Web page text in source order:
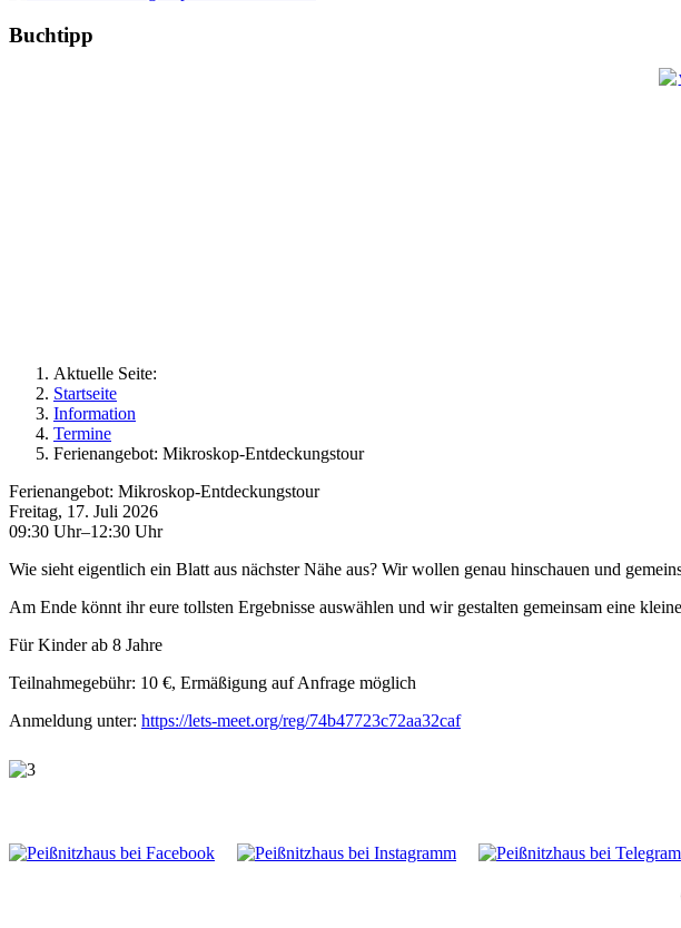
Buchtipp
Aktuelle Seite:
Startseite
Information
Termine
Ferienangebot: Mikroskop-Entdeckungstour
Ferienangebot: Mikroskop-Entdeckungstour
Freitag, 17. Juli 2026
09:30 Uhr–12:30 Uhr
Wie sieht eigentlich ein Blatt aus nächster Nähe aus? Wir wollen genau hinschauen und
Am Ende könnt ihr eure tollsten Ergebnisse auswählen und wir gestalten gemeinsam eine
Für Kinder ab 8 Jahre
Teilnahmegebühr: 10 €, Ermäßigung auf Anfrage möglich
Anmeldung unter: https://lets-meet.org/reg/74b47723c72aa32caf